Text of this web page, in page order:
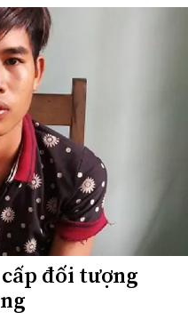
đối tượng